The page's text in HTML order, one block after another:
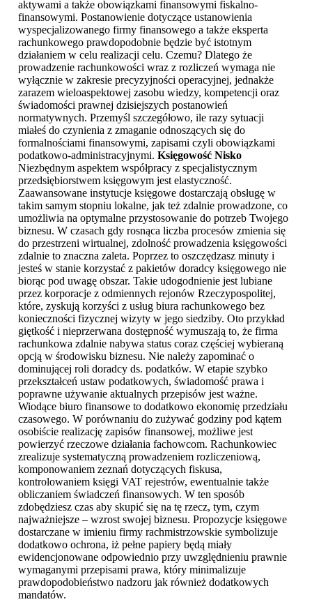
aktywami a także obowiązkami finansowymi fiskalno-
finansowymi. Postanowienie dotyczące ustanowienia
wyspecjalizowanego firmy finansowego a także eksperta
rachunkowego prawdopodobnie będzie być istotnym
działaniem w celu realizacji celu. Czemu? Dlatego że
prowadzenie rachunkowości wraz z rozliczeń wymaga nie
wyłącznie w zakresie precyzyjności operacyjnej, jednakże
zarazem wieloaspektowej zasobu wiedzy, kompetencji oraz
świadomości prawnej dzisiejszych postanowień
normatywnych. Przemyśl szczegółowo, ile razy sytuacji
miałeś do czynienia z zmaganie odnoszących się do
formalnościami finansowymi, zapisami czyli obowiązkami
podatkowo-administracyjnymi. Księgowość Nisko
Niezbędnym aspektem współpracy z specjalistycznym
przedsiębiorstwem księgowym jest elastyczność.
Zaawansowane instytucje księgowe dostarczają obsługę w
takim samym stopniu lokalne, jak też zdalnie prowadzone, co
umożliwia na optymalne przystosowanie do potrzeb Twojego
biznesu. W czasach gdy rosnąca liczba procesów zmienia się
do przestrzeni wirtualnej, zdolność prowadzenia księgowości
zdalnie to znaczna zaleta. Poprzez to oszczędzasz minuty i
jesteś w stanie korzystać z pakietów doradcy księgowego nie
biorąc pod uwagę obszar. Takie udogodnienie jest lubiane
przez korporacje z odmiennych rejonów Rzeczypospolitej,
które, zyskują korzyści z usług biura rachunkowego bez
konieczności fizycznej wizyty w jego siedziby. Oto przykład
giętkość i nieprzerwana dostępność wymuszają to, że firma
rachunkowa zdalnie nabywa status coraz częściej wybieraną
opcją w środowisku biznesu. Nie należy zapominać o
dominującej roli doradcy ds. podatków. W etapie szybko
przekształceń ustaw podatkowych, świadomość prawa i
poprawne używanie aktualnych przepisów jest ważne.
Wiodące biuro finansowe to dodatkowo ekonomię przedziału
czasowego. W porównaniu do zużywać godziny pod kątem
osobiście realizację zapisów finansowej, możliwe jest
powierzyć rzeczowe działania fachowcom. Rachunkowiec
zrealizuje systematyczną prowadzeniem rozliczeniową,
komponowaniem zeznań dotyczących fiskusa,
kontrolowaniem księgi VAT rejestrów, ewentualnie także
obliczaniem świadczeń finansowych. W ten sposób
zdobędziesz czas aby skupić się na tę rzecz, tym, czym
najważniejsze – wzrost swojej biznesu. Propozycje księgowe
dostarczane w imieniu firmy rachmistrzowskie symbolizuje
dodatkowo ochrona, iż pełne papiery będą miały
ewidencjonowane odpowiednio przy uwzględnieniu prawnie
wymaganymi przepisami prawa, który minimalizuje
prawdopodobieństwo nadzoru jak również dodatkowych
mandatów.